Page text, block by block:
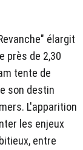
élargit
près de 2,30
tente de
son destin
L'apparition
les enjeux
entre